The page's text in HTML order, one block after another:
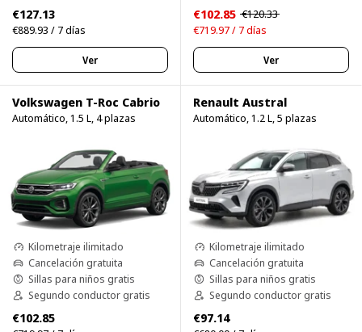
€127.13
€889.93 / 7 días
Ver
€102.85 €120.33
€719.97 / 7 días
Ver
Volkswagen T-Roc Cabrio
Automático, 1.5 L, 4 plazas
Kilometraje ilimitado
Cancelación gratuita
Sillas para niños gratis
Segundo conductor gratis
€102.85
Renault Austral
Automático, 1.2 L, 5 plazas
Kilometraje ilimitado
Cancelación gratuita
Sillas para niños gratis
Segundo conductor gratis
€97.14